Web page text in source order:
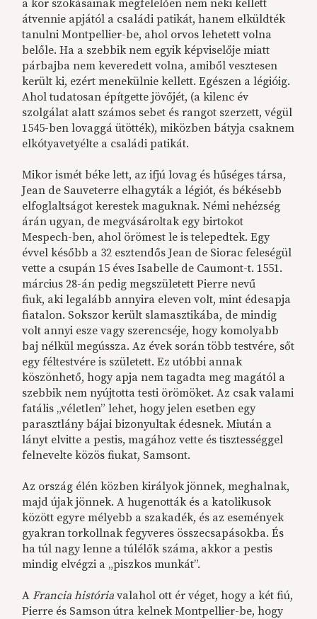
a kor szokásainak megfelelően nem neki kellett
átvennie apjától a családi patikát, hanem elküldték
tanulni Montpellier-be, ahol orvos lehetett volna
belőle. Ha a szebbik nem egyik képviselője miatt
párbajba nem keveredett volna, amiből vesztesen
került ki, ezért menekülnie kellett. Egészen a légióig.
Ahol tudatosan építgette jövőjét, (a kilenc év
szolgálat alatt számos sebet és rangot szerzett, végül
1545-ben lovaggá ütötték), miközben bátyja csaknem
elkótyavetyélte a családi patikát.
Mikor ismét béke lett, az ifjú lovag és hűséges társa,
Jean de Sauveterre elhagyták a légiót, és békésebb
elfoglaltságot kerestek maguknak. Némi nehézség
árán ugyan, de megvásároltak egy birtokot
Mespech-ben, ahol örömest le is telepedtek. Egy
évvel később a 32 esztendős Jean de Siorac feleségül
vette a csupán 15 éves Isabelle de Caumont-t. 1551.
március 28-án pedig megszületett Pierre nevű
fiuk, aki legalább annyira eleven volt, mint édesapja
fiatalon. Sokszor került slamasztikába, de mindig
volt annyi esze vagy szerencséje, hogy komolyabb
baj nélkül megússza. Az évek során több testvére, sőt
egy féltestvére is született. Ez utóbbi annak
köszönhető, hogy apja nem tagadta meg magától a
szebbik nem nyújtotta testi örömöket. Az csak valami
fatális „véletlen” lehet, hogy jelen esetben egy
parasztlány bájai bizonyultak édesnek. Miután a
lányt elvitte a pestis, magához vette és tisztességgel
felnevelte közös fiukat, Samsont.
Az ország élén közben királyok jönnek, meghalnak,
majd újak jönnek. A hugenották és a katolikusok
között egyre mélyebb a szakadék, és az események
gyakran torkollnak fegyveres összecsapásokba. És
ha túl nagy lenne a túlélők száma, akkor a pestis
mindig elvégzi a „piszkos munkát”.
AFrancia história valahol ott ér véget, hogy a két fiú,
Pierre és Samson útra kelnek Montpellier-be, hogy